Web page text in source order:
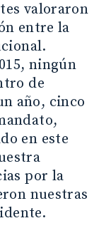
valoraron
entre la
ningún
de
año, cinco
en este
por la
nuestras